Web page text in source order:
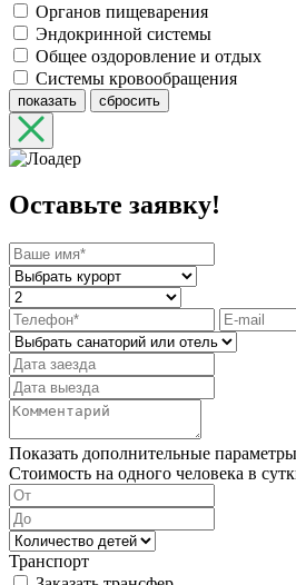
Органов пищеварения
Эндокринной системы
Общее оздоровление и отдых
Системы кровообращения
показать сбросить
Оставьте заявку!
Показать дополнительные параметры
Стоимость на одного человека в
Транспорт